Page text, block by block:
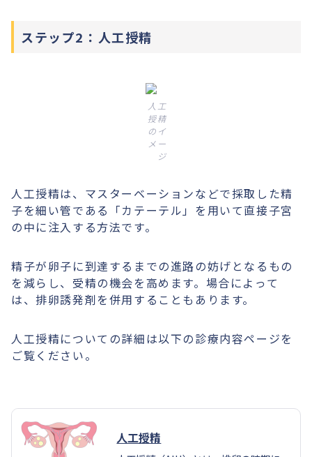
ステップ2：人工授精
人工
授精
のイ
メー
ジ
人工授精は、マスターベーションなどで採取した精
子を細い管である「カテーテル」を用いて直接子宮
の中に注入する方法です。
精子が卵子に到達するまでの進路の妨げとなるもの
を減らし、受精の機会を高めます。場合によって
は、排卵誘発剤を併用することもあります。
人工授精についての詳細は以下の診療内容ページを
ご覧ください。
人工授精